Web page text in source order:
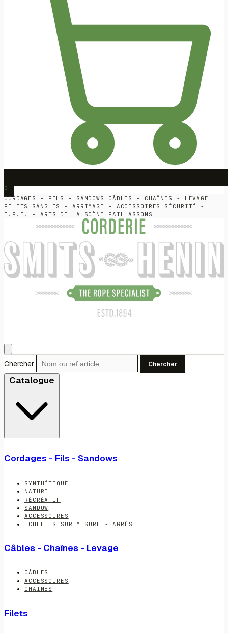
0
CORDAGES - FILS - SANDOWS
CÂBLES - CHAÎNES - LEVAGE
FILETS
SANGLES - ARRIMAGE - ACCESSOIRES
SÉCURITÉ -
E.P.I. - ARTS DE LA SCÈNE
PAILLASSONS
Chercher Chercher
Catalogue
Cordages - Fils - Sandows
SYNTHÉTIQUE
NATUREL
RÉCRÉATIF
SANDOW
ACCESSOIRES
ECHELLES SUR MESURE - AGRÈS
Câbles - Chaînes - Levage
CÂBLES
ACCESSOIRES
CHAINES
Filets